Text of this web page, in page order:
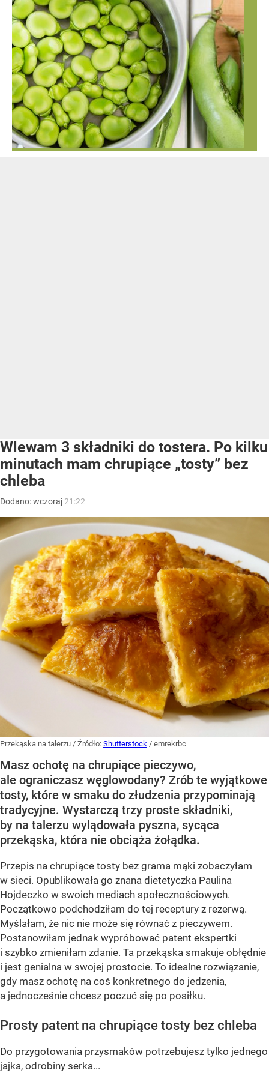
Wlewam 3 składniki do tostera. Po kilku
minutach mam chrupiące „tosty” bez
chleba
Dodano:wczoraj 21:22
Przekąska na talerzu / Źródło: Shutterstock / emrekrbc
Masz ochotę na chrupiące pieczywo,
ale ograniczasz węglowodany? Zrób te wyjątkowe
tosty, które w smaku do złudzenia przypominają
tradycyjne. Wystarczą trzy proste składniki,
by na talerzu wylądowała pyszna, sycąca
przekąska, która nie obciąża żołądka.
Przepis na chrupiące tosty bez grama mąki zobaczyłam
w sieci. Opublikowała go znana dietetyczka Paulina
Hojdeczko w swoich mediach społecznościowych.
Początkowo podchodziłam do tej receptury z rezerwą.
Myślałam, że nic nie może się równać z pieczywem.
Postanowiłam jednak wypróbować patent ekspertki
i szybko zmieniłam zdanie. Ta przekąska smakuje obłędnie
i jest genialna w swojej prostocie. To idealne rozwiązanie,
gdy masz ochotę na coś konkretnego do jedzenia,
a jednocześnie chcesz poczuć się po posiłku.
Prosty patent na chrupiące tosty bez chleba
Do przygotowania przysmaków potrzebujesz tylko jednego
jajka, odrobiny serka...